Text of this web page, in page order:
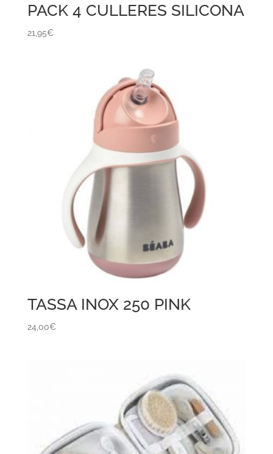
PACK 4 CULLERES SILICONA
21,95€
TASSA INOX 250 PINK
24,00€